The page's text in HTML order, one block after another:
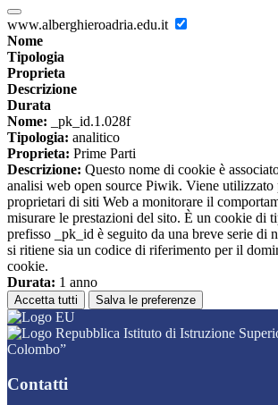
www.alberghieroadria.edu.it
Nome
Tipologia
Proprieta
Descrizione
Durata
Nome: _pk_id.1.028f
Tipologia: analitico
Proprieta: Prime Parti
Descrizione: Questo nome di cookie è
analisi web open source Piwik. Viene utilizzato
proprietari di siti Web a monitorare il
misurare le prestazioni del sito. È un cookie di
prefisso _pk_id è seguito da una breve serie di
si ritiene sia un codice di riferimento per il
cookie.
Durata: 1 anno
Accetta tutti Salva le preferenze
Istituto di Istruzione
Colombo”
Contatti